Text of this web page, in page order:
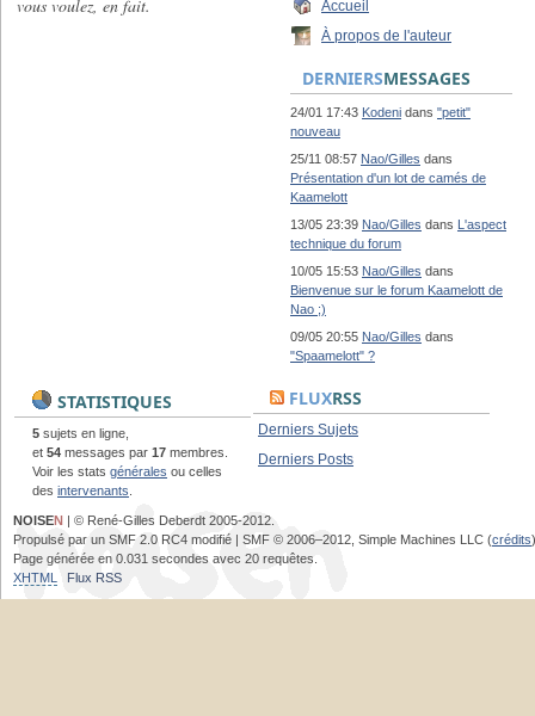
vous voulez, en fait.
Accueil
À propos de l'auteur
DERNIERSMESSAGES
24/01 17:43 Kodeni dans "petit"
nouveau
25/11 08:57 Nao/Gilles dans
Présentation d'un lot de camés de
Kaamelott
13/05 23:39 Nao/Gilles dans L'aspect
technique du forum
10/05 15:53 Nao/Gilles dans
Bienvenue sur le forum Kaamelott de
Nao ;)
09/05 20:55 Nao/Gilles dans
"Spaamelott" ?
STATISTIQUES
5 sujets en ligne,
et 54 messages par 17 membres.
Voir les stats générales ou celles
des intervenants
FLUXRSS
Derniers Sujets
Derniers Posts
NOISEN | © René-Gilles Deberdt 2005-2012.
Propulsé par un SMF 2.0 RC4 modifié | SMF © 2006–2012, Simple Machines LLC (crédits)
Page générée en 0.031 secondes avec 20 requêtes.
XHTML
Flux RSS